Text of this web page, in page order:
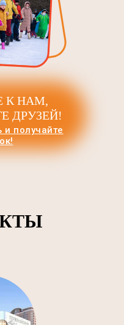
К НАМ,
ДРУЗЕЙ!
и получайте